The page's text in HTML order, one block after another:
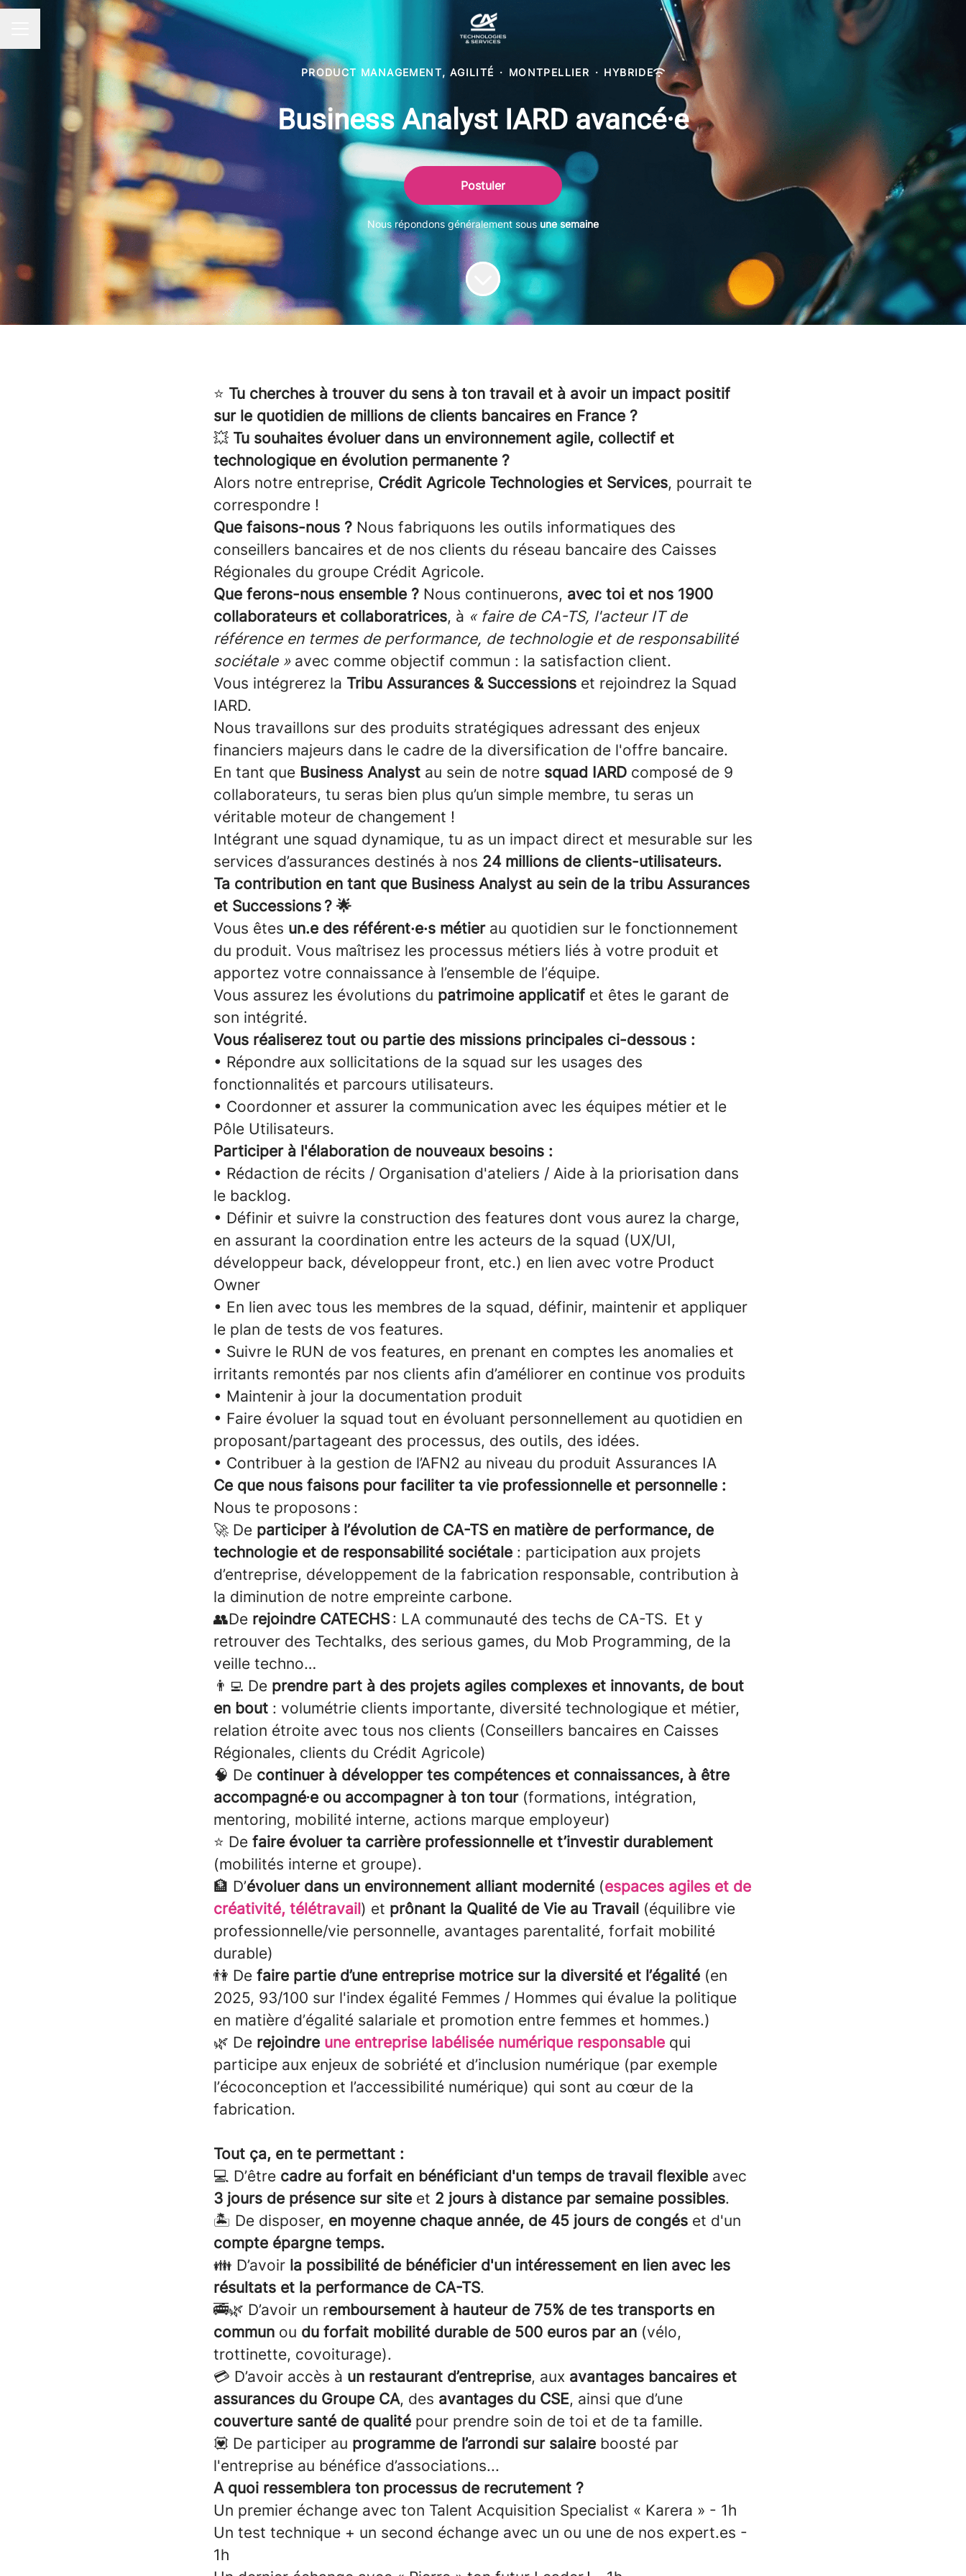
MENU CARRIÈRE
PRODUCT MANAGEMENT, AGILITÉ · MONTPELLIER · HYBRIDE
Business Analyst IARD avancé·e
Postuler
Nous répondons généralement sousune semaine
⭐ Tu cherches à trouver du sens à ton travail et à avoir un impact positif
sur le quotidien de millions de clients bancaires en France ?
💥 Tu souhaites évoluer dans un environnement agile, collectif et
technologique en évolution permanente ?
Alors notre entreprise, Crédit Agricole Technologies et Services, pourrait te
correspondre !
Que faisons-nous ? Nous fabriquons les outils informatiques des
conseillers bancaires et de nos clients du réseau bancaire des Caisses
Régionales du groupe Crédit Agricole.
Que ferons-nous ensemble ? Nous continuerons, avec toi et nos 1900
collaborateurs et collaboratrices, à « faire de CA-TS, l'acteur IT de
référence en termes de performance, de technologie et de responsabilité
sociétale »avec comme objectif commun : la satisfaction client.
Vous intégrerez la Tribu Assurances & Successions et rejoindrez la Squad
IARD.
Nous travaillons sur des produits stratégiques adressant des enjeux
financiers majeurs dans le cadre de la diversification de l'offre bancaire.
En tant que Business Analyst au sein de notre squad IARD composé de 9
collaborateurs, tu seras bien plus qu’un simple membre, tu seras un
véritable moteur de changement !
Intégrant une squad dynamique, tu as un impact direct et mesurable sur les
services d’assurances destinés à nos 24 millions de clients-utilisateurs.
Ta contribution en tant que Business Analyst au sein de la tribu Assurances
et Successions ? 🌟
Vous êtes un.e des référent·e·s métier au quotidien sur le fonctionnement
du produit. Vous maîtrisez les processus métiers liés à votre produit et
apportez votre connaissance à l’ensemble de l’équipe.
Vous assurez les évolutions du patrimoine applicatif et êtes le garant de
son intégrité.
Vous réaliserez tout ou partie des missions principales ci-dessous :
• Répondre aux sollicitations de la squad sur les usages des
fonctionnalités et parcours utilisateurs.
• Coordonner et assurer la communication avec les équipes métier et le
Pôle Utilisateurs.
Participer à l'élaboration de nouveaux besoins :
• Rédaction de récits / Organisation d'ateliers / Aide à la priorisation dans
le backlog.
• Définir et suivre la construction des features dont vous aurez la charge,
en assurant la coordination entre les acteurs de la squad (UX/UI,
développeur back, développeur front, etc.) en lien avec votre Product
Owner
• En lien avec tous les membres de la squad, définir, maintenir et appliquer
le plan de tests de vos features.
• Suivre le RUN de vos features, en prenant en comptes les anomalies et
irritants remontés par nos clients afin d’améliorer en continue vos produits
• Maintenir à jour la documentation produit
• Faire évoluer la squad tout en évoluant personnellement au quotidien en
proposant/partageant des processus, des outils, des idées.
• Contribuer à la gestion de l’AFN2 au niveau du produit Assurances IA
Ce que nous faisons pour faciliter ta vie professionnelle et personnelle :
Nous te proposons :
🚀 De participer à l’évolution de CA-TS en matière de performance, de
technologie et de responsabilité sociétale : participation aux projets
d’entreprise, développement de la fabrication responsable, contribution à
la diminution de notre empreinte carbone.
👥De rejoindre CATECHS : LA communauté des techs de CA-TS. Et y
retrouver des Techtalks, des serious games, du Mob Programming, de la
veille techno…
👨‍💻 De prendre part à des projets agiles complexes et innovants, de bout
en bout : volumétrie clients importante, diversité technologique et métier,
relation étroite avec tous nos clients (Conseillers bancaires en Caisses
Régionales, clients du Crédit Agricole)
🧠 De continuer à développer tes compétences et connaissances, à être
accompagné∙e ou accompagner à ton tour(formations, intégration,
mentoring, mobilité interne, actions marque employeur)
⭐ De faire évoluer ta carrière professionnelle et t’investir durablement
(mobilités interne et groupe).
🏦 D’évoluer dans un environnement alliant modernité (espaces agiles et de
créativité, télétravail) et prônant la Qualité de Vie au Travail (équilibre vie
professionnelle/vie personnelle, avantages parentalité, forfait mobilité
durable)
👫 De faire partie d’une entreprise motrice sur la diversité et l’égalité (en
2025, 93/100 sur l'index égalité Femmes / Hommes qui évalue la politique
en matière d’égalité salariale et promotion entre femmes et hommes.)
🌿 De rejoindre une entreprise labélisée numérique responsable qui
participe aux enjeux de sobriété et d’inclusion numérique (par exemple
l’écoconception et l’accessibilité numérique) qui sont au cœur de la
fabrication.
Tout ça, en te permettant :
💻 D’être cadre au forfait en bénéficiant d'un temps de travail flexible avec
3 jours de présence sur site et 2 jours à distance par semaine possibles.
🏝 De disposer, en moyenne chaque année, de 45 jours de congés et d'un
compte épargne temps.
👪 D’avoir la possibilité de bénéficier d'un intéressement en lien avec les
résultats et la performance de CA-TS.
🚎🌿 D’avoir un remboursement à hauteur de 75% de tes transports en
commun ou du forfait mobilité durable de 500 euros par an (vélo,
trottinette, covoiturage).
💳 D’avoir accès à un restaurant d’entreprise, aux avantages bancaires et
assurances du Groupe CA, des avantages du CSE, ainsi que d’une
couverture santé de qualité pour prendre soin de toi et de ta famille.
💟 De participer au programme de l’arrondi sur salaire boosté par
l'entreprise au bénéfice d’associations...
A quoi ressemblera ton processus de recrutement ?
Un premier échange avec ton Talent Acquisition Specialist « Karera » - 1h
Un test technique + un second échange avec un ou une de nos expert.es -
1h